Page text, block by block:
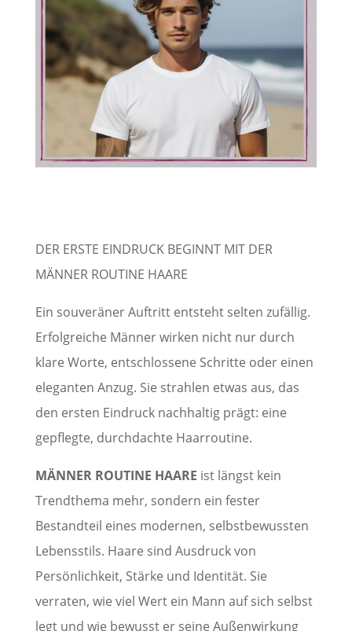
DER ERSTE EINDRUCK BEGINNT MIT DER
MÄNNER ROUTINE HAARE
Ein souveräner Auftritt entsteht selten zufällig.
Erfolgreiche Männer wirken nicht nur durch
klare Worte, entschlossene Schritte oder einen
eleganten Anzug. Sie strahlen etwas aus, das
den ersten Eindruck nachhaltig prägt: eine
gepflegte, durchdachte Haarroutine.
MÄNNER ROUTINE HAARE ist längst kein
Trendthema mehr, sondern ein fester
Bestandteil eines modernen, selbstbewussten
Lebensstils. Haare sind Ausdruck von
Persönlichkeit, Stärke und Identität. Sie
verraten, wie viel Wert ein Mann auf sich selbst
legt und wie bewusst er seine Außenwirkung